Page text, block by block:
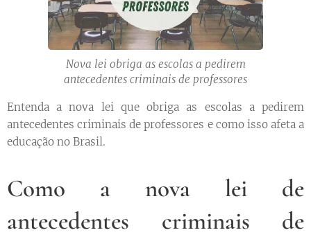
Nova lei obriga as escolas a pedirem
antecedentes criminais de professores
Entenda a nova lei que obriga as escolas a pedirem
antecedentes criminais de professores e como isso afeta a
educação no Brasil.
Como a nova lei de
antecedentes criminais de